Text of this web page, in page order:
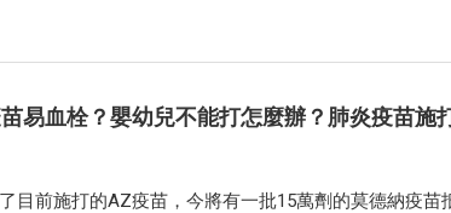
易血栓？嬰幼兒不能打怎麼辦？肺炎疫苗施
目前施打的AZ疫苗，今將有一批15萬劑的莫德納疫苗